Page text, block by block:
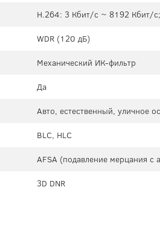
H.264: 3 Кбит/с ~ 8192 Кбит/
WDR (120 дБ)
Механический ИК-фильтр
Да
Авто, естественный, уличное
BLC, HLC
AFSA (подавление мерцания с
3D DNR